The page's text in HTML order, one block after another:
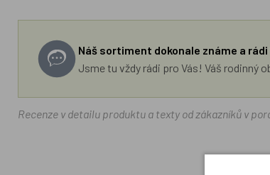
Náš sortiment dokonale známe a rádi
Jsme tu vždy rádi pro Vás! Váš rodinný
Recenze v detailu produktu a texty od zákazníků v